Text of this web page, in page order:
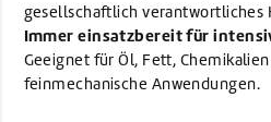
gesellschaftlich verantwortliches
Immer einsatzbereit für
Geeignet für Öl, Fett,
feinmechanische Anwendungen.